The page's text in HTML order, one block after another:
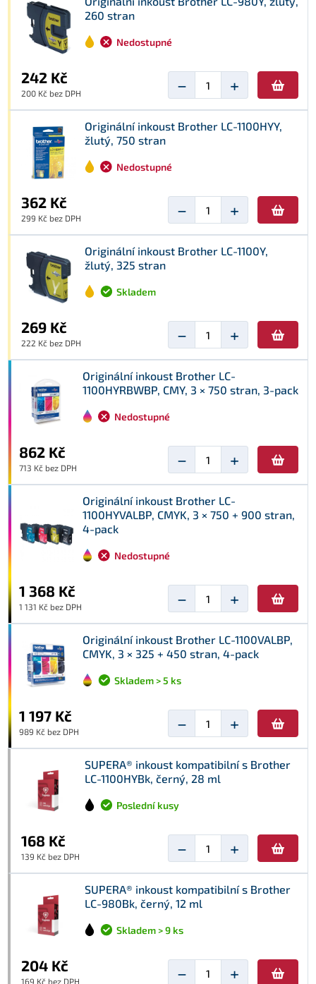
260 stran
Nedostupné
242 Kč
200 Kč bez DPH − +
Originální inkoust Brother LC-1100HYY,
žlutý, 750 stran
Nedostupné
362 Kč
299 Kč bez DPH − +
Originální inkoust Brother LC-1100Y,
žlutý, 325 stran
Skladem
269 Kč
222 Kč bez DPH − +
Originální inkoust Brother LC-
1100HYRBWBP, CMY, 3 × 750 stran, 3-pack
Nedostupné
862 Kč
713 Kč bez DPH − +
Originální inkoust Brother LC-
1100HYVALBP, CMYK, 3 × 750 + 900 stran,
4-pack
Nedostupné
1 368 Kč
1 131 Kč bez DPH − +
Originální inkoust Brother LC-1100VALBP,
CMYK, 3 × 325 + 450 stran, 4-pack
Skladem > 5 ks
1 197 Kč
989 Kč bez DPH − +
SUPERA® inkoust kompatibilní s Brother
LC-1100HYBk, černý, 28 ml
Poslední kusy
168 Kč
139 Kč bez DPH − +
SUPERA® inkoust kompatibilní s Brother
LC-980Bk, černý, 12 ml
Skladem > 9 ks
204 Kč
169 Kč bez DPH − +